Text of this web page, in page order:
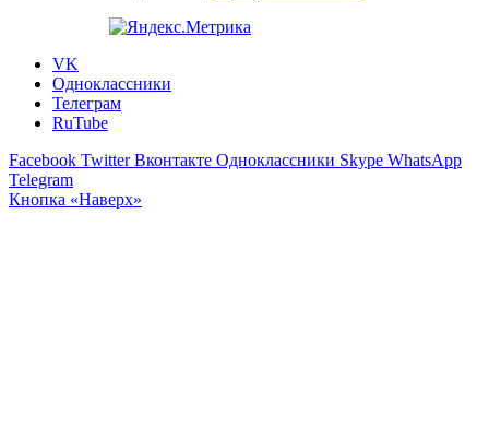
VK
Одноклассники
Телеграм
RuTube
Facebook Twitter Вконтакте Одноклассники Skype WhatsApp
Telegram
Кнопка «Наверх»